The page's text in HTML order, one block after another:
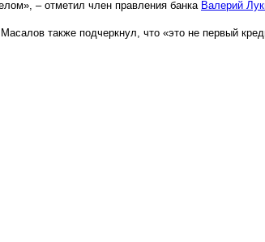
– отметил член правления банка Валерий
также подчеркнул, что «это не первый